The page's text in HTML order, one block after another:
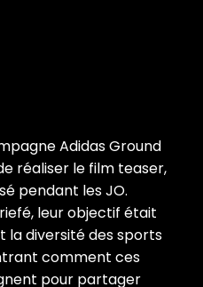
Adidas Ground
réaliser le film teaser,
pendant les JO.
leur objectif était
la diversité des sports
comment ces
pour partager